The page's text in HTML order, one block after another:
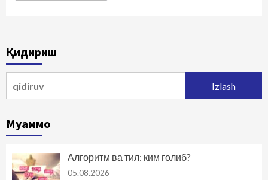
Қидириш
Муаммо
Алгоритм ва тил: ким ғолиб?
05.08.2026